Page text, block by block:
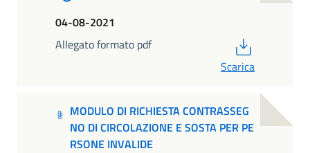
04-08-2021
Allegato formato pdf
Scarica
MODULO DI RICHIESTA CONTRASSEG
NO DI CIRCOLAZIONE E SOSTA PER PE
RSONE INVALIDE